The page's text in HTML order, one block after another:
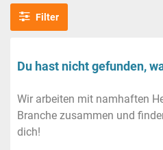
Filter
Du hast nicht gefunden,
Wir arbeiten mit namhaften
Branche zusammen und
dich!